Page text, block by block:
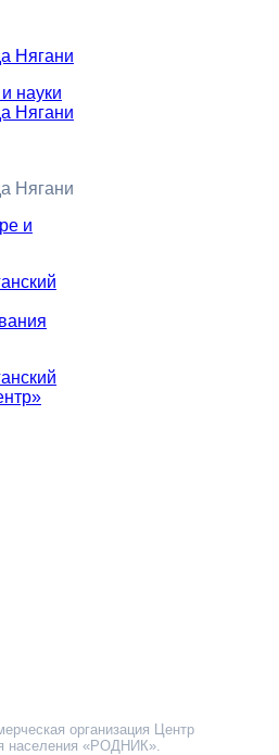
Нягани
науки
Нягани
Нягани
и
организация Центр
населения «РОДНИК».